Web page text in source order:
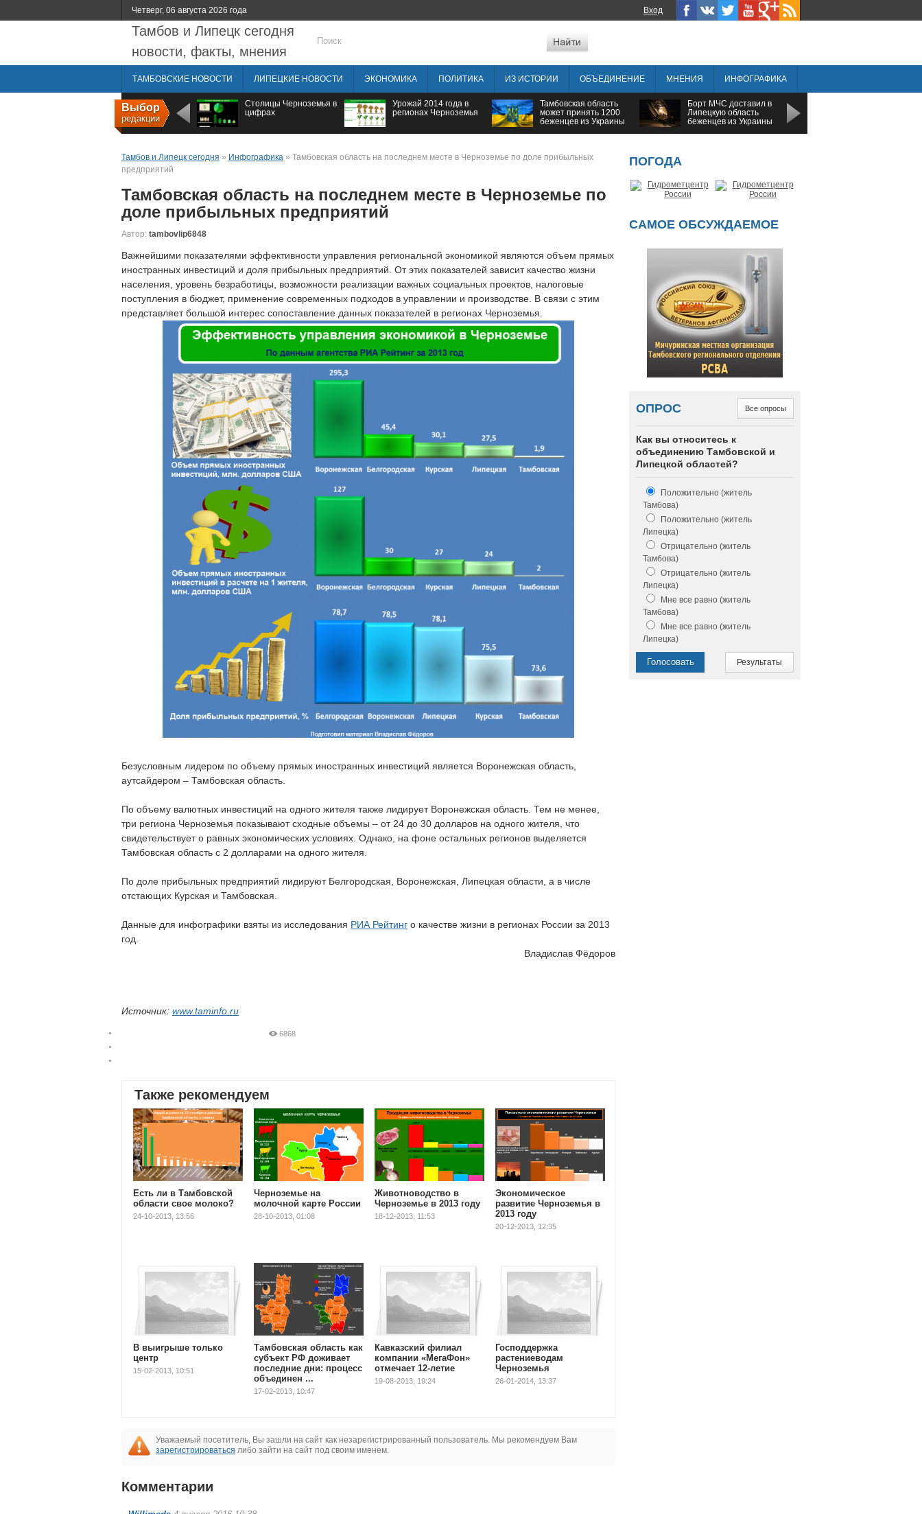
Четверг, 06 августа 2026 года Вход
Тамбов и Липецк сегодня
новости, факты, мнения
ТАМБОВСКИЕ НОВОСТИ ЛИПЕЦКИЕ НОВОСТИ ЭКОНОМИКА ПОЛИТИКА ИЗ ИСТОРИИ ОБЪЕДИНЕНИЕ МНЕНИЯ ИНФОГРАФИКА
Выбор
редакции
Столицы Черноземья в
цифрах
Урожай 2014 года в
регионах Черноземья
Тамбовская область
может принять 1200
беженцев из Украины
Борт МЧС доставил в
Липецкую область
беженцев из Украины
Тамбов и Липецк сегодня » Инфографика » Тамбовская область на последнем месте в Черноземье по доле прибыльных
предприятий
Тамбовская область на последнем месте в Черноземье по
доле прибыльных предприятий
Автор: tambovlip6848
Важнейшими показателями эффективности управления региональной экономикой являются объем прямых
иностранных инвестиций и доля прибыльных предприятий. От этих показателей зависит качество жизни
населения, уровень безработицы, возможности реализации важных социальных проектов, налоговые
поступления в бюджет, применение современных подходов в управлении и производстве. В связи с этим
представляет большой интерес сопоставление данных показателей в регионах Черноземья.
Безусловным лидером по объему прямых иностранных инвестиций является Воронежская область,
аутсайдером – Тамбовская область.
По объему валютных инвестиций на одного жителя также лидирует Воронежская область. Тем не менее,
три региона Черноземья показывают сходные объемы – от 24 до 30 долларов на одного жителя, что
свидетельствует о равных экономических условиях. Однако, на фоне остальных регионов выделяется
Тамбовская область с 2 долларами на одного жителя.
По доле прибыльных предприятий лидируют Белгородская, Воронежская, Липецкая области, а в числе
отстающих Курская и Тамбовская.
Данные для инфографики взяты из исследования РИА Рейтинг о качестве жизни в регионах России за 2013
год.
Владислав Фёдоров
Источник: www.taminfo.ru
6868
Также рекомендуем
Есть ли в Тамбовской
области свое молоко?
24-10-2013, 13:56
Черноземье на
молочной карте России
28-10-2013, 01:08
Животноводство в
Черноземье в 2013 году
18-12-2013, 11:53
Экономическое
развитие Черноземья в
2013 году
20-12-2013, 12:35
В выигрыше только
центр
15-02-2013, 10:51
Тамбовская область как
субъект РФ доживает
последние дни: процесс
объединен ...
17-02-2013, 10:47
Кавказский филиал
компании «МегаФон»
отмечает 12-летие
19-08-2013, 19:24
Господдержка
растениеводам
Черноземья
26-01-2014, 13:37
Уважаемый посетитель, Вы зашли на сайт как незарегистрированный пользователь. Мы рекомендуем Вам
зарегистрироваться либо зайти на сайт под своим именем.
Комментарии
ПОГОДА
САМОЕ ОБСУЖДАЕМОЕ
ОПРОС Все опросы
Как вы относитесь к
объединению Тамбовской и
Липецкой областей?
Положительно (житель
Тамбова)
Положительно (житель
Липецка)
Отрицательно (житель
Тамбова)
Отрицательно (житель
Липецка)
Мне все равно (житель
Тамбова)
Мне все равно (житель
Липецка)
Голосовать Результаты